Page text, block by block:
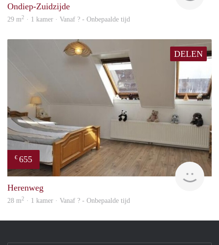
Ondiep-Zuidzijde
29 m2 · 1 kamer · Vanaf ? - Onbepaalde tijd
DELEN
€ 655
Herenweg
28 m2 · 1 kamer · Vanaf ? - Onbepaalde tijd